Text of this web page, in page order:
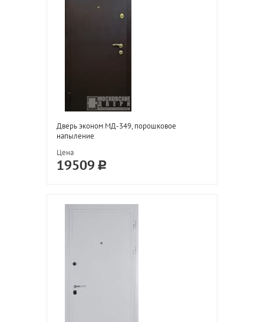
Дверь эконом МД-349, порошковое
напыление
Цена
19509